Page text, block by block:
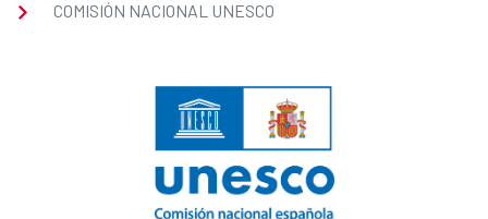
COMISIÓN NACIONAL UNESCO